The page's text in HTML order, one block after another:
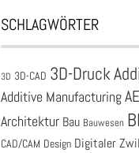
SCHLAGWÖRTER
3D 3D-CAD 3D-Druck
Additive Manufacturing
Architektur Bau Bauwesen
CAD/CAM Design Digitaler